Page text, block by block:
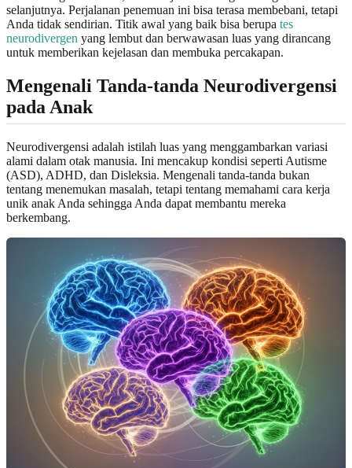
selanjutnya. Perjalanan penemuan ini bisa terasa membebani, tetapi
Anda tidak sendirian. Titik awal yang baik bisa berupa tes
neurodivergen yang lembut dan berwawasan luas yang dirancang
untuk memberikan kejelasan dan membuka percakapan.
Mengenali Tanda-tanda Neurodivergensi
pada Anak
Neurodivergensi adalah istilah luas yang menggambarkan variasi
alami dalam otak manusia. Ini mencakup kondisi seperti Autisme
(ASD), ADHD, dan Disleksia. Mengenali tanda-tanda bukan
tentang menemukan masalah, tetapi tentang memahami cara kerja
unik anak Anda sehingga Anda dapat membantu mereka
berkembang.